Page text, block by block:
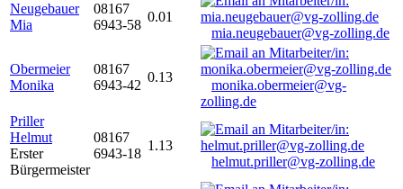
Neugebauer
Mia
08167
6943-58
0.01
mia.neugebauer@vg-zolling.de
Obermeier
Monika
08167
6943-42
0.13
monika.obermeier@vg-
zolling.de
Priller
Helmut
Erster
Bürgermeister
08167
6943-18
1.13
helmut.priller@vg-zolling.de